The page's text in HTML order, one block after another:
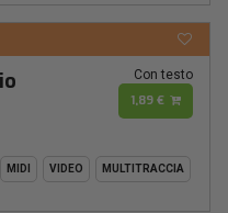
Con testo
1,89 €
MIDI VIDEO MULTITRACCIA